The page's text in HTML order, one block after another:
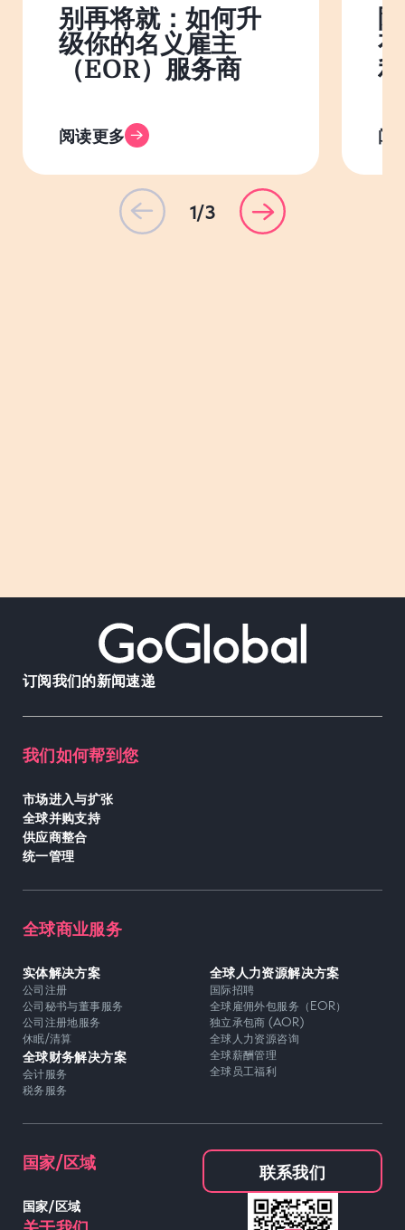
别再将就：如何升
级你的名义雇主
（EOR）服务商
阅读更多 阅
1/3
订阅我们的新闻速递
我们如何帮到您
市场进入与扩张
全球并购支持
供应商整合
统一管理
全球商业服务
实体解决方案
公司注册
公司秘书与董事服务
公司注册地服务
休眠/清算
全球财务解决方案
会计服务
税务服务
全球人力资源解决方案
国际招聘
全球雇佣外包服务（EOR）
独立承包商 (AOR)
全球人力资源咨询
全球薪酬管理
全球员工福利
国家/区域
国家/区域
联系我们